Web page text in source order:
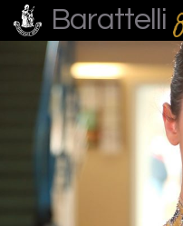
Barattelli